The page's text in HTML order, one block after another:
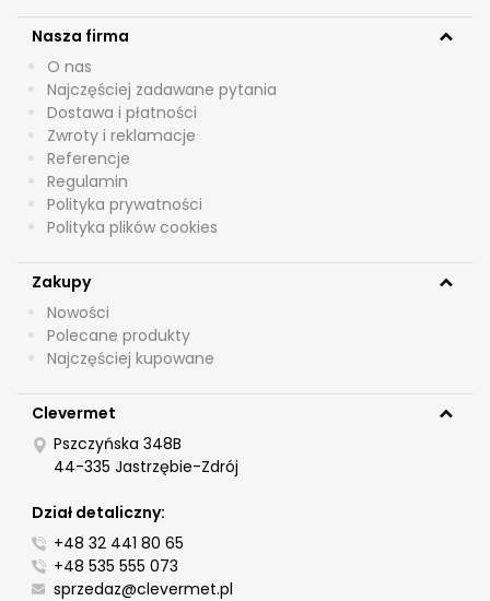
Nasza firma
O nas
Najczęściej zadawane pytania
Dostawa i płatności
Zwroty i reklamacje
Referencje
Regulamin
Polityka prywatności
Polityka plików cookies
Zakupy
Nowości
Polecane produkty
Najczęściej kupowane
Clevermet
Pszczyńska 348B
44-335 Jastrzębie-Zdrój
Dział detaliczny:
+48 32 441 80 65
+48 535 555 073
sprzedaz@clevermet.pl